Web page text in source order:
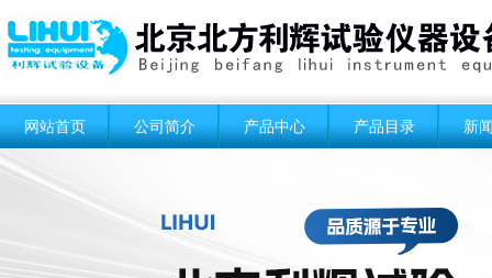
网站首页 公司简介 产品中心 产品目录 新